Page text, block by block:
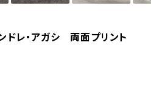
レ・アガシ 両面プリント